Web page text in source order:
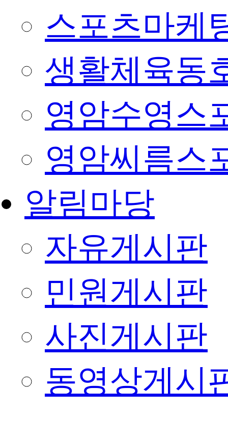
스포츠마케
생활체육동
영암수영스
영암씨름스
알림마당
자유게시판
민원게시판
사진게시판
동영상게시